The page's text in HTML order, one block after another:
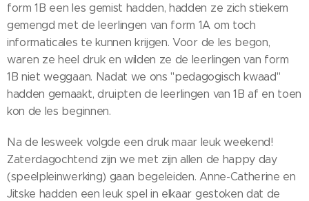
form 1B een les gemist hadden, hadden ze zich stiekem
gemengd met de leerlingen van form 1A om toch
informaticales te kunnen krijgen. Voor de les begon,
waren ze heel druk en wilden ze de leerlingen van form
1B niet weggaan. Nadat we ons "pedagogisch kwaad"
hadden gemaakt, druipten de leerlingen van 1B af en toen
kon de les beginnen.
Na de lesweek volgde een druk maar leuk weekend!
Zaterdagochtend zijn we met zijn allen de happy day
(speelpleinwerking) gaan begeleiden. Anne-Catherine en
Jitske hadden een leuk spel in elkaar gestoken dat de